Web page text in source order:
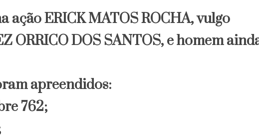
ação ERICK MATOS ROCHA, vulgo
ORRICO DOS SANTOS, e homem
apreendidos:
762;